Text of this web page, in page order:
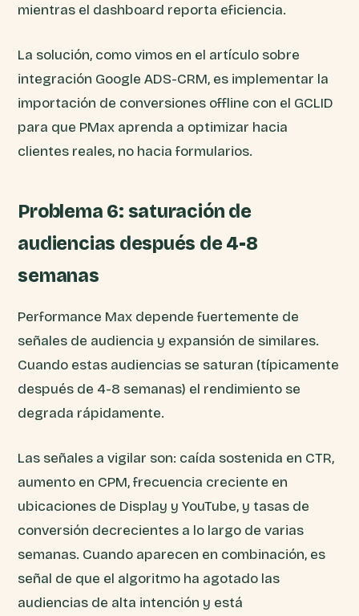
mientras el dashboard reporta eficiencia.
La solución, como vimos en el artículo sobre
integración Google ADS-CRM, es implementar la
importación de conversiones offline con el GCLID
para que PMax aprenda a optimizar hacia
clientes reales, no hacia formularios.
Problema 6: saturación de
audiencias después de 4-8
semanas
Performance Max depende fuertemente de
señales de audiencia y expansión de similares.
Cuando estas audiencias se saturan (típicamente
después de 4-8 semanas) el rendimiento se
degrada rápidamente.
Las señales a vigilar son: caída sostenida en CTR,
aumento en CPM, frecuencia creciente en
ubicaciones de Display y YouTube, y tasas de
conversión decrecientes a lo largo de varias
semanas. Cuando aparecen en combinación, es
señal de que el algoritmo ha agotado las
audiencias de alta intención y está